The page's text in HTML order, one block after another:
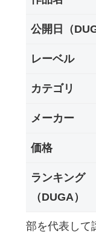
公開日（
レーベル
カテゴリ
メーカー
価格
ランキング
（DUGA）
部を代表して